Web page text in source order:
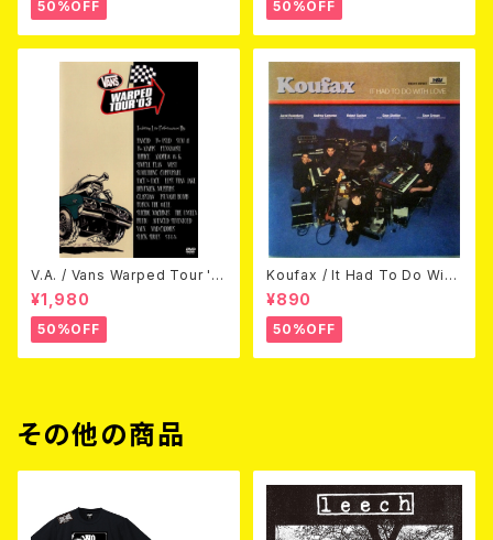
50%OFF 50%OFF
V.A. / Vans Warped Tour '0
3 (DVD)
¥1,980
50%OFF
Koufax / It Had To Do With
Love (CD)
¥890
50%OFF
その他の商品